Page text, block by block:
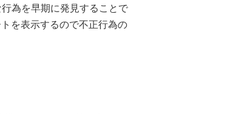
為を早期に発見することで
を表示するので不正行為の